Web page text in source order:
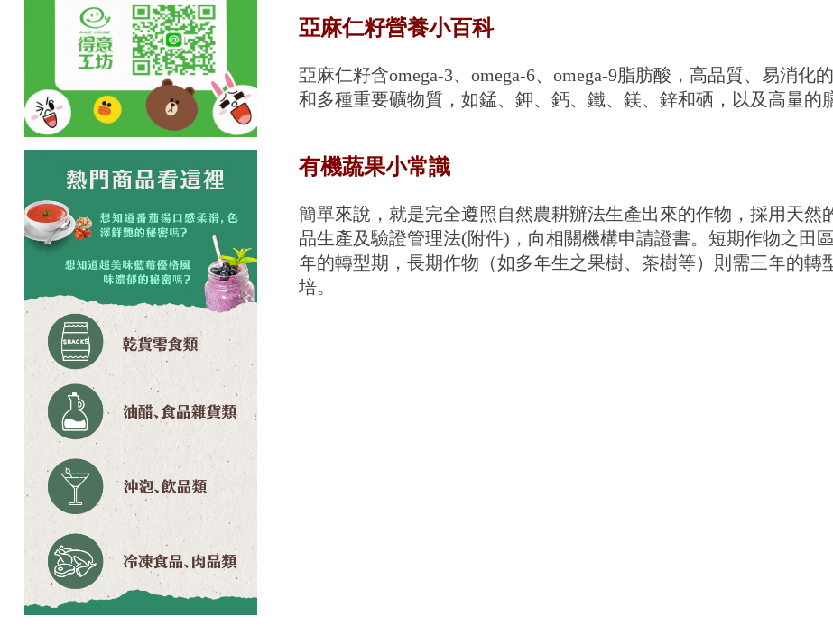
亞麻仁籽營養小百科
亞麻仁籽含omega-3、omega-6、omega-9脂肪酸，高品質、易消
和多種重要礦物質，如錳、鉀、鈣、鐵、鎂、鋅和硒，以及高量的
有機蔬果小常識
簡單來說，就是完全遵照自然農耕辦法生產出來的作物，採用天
品生產及驗證管理法(附件)，向相關機構申請證書。短期作物之田
年的轉型期，長期作物（如多年生之果樹、茶樹等）則需三年的
培。